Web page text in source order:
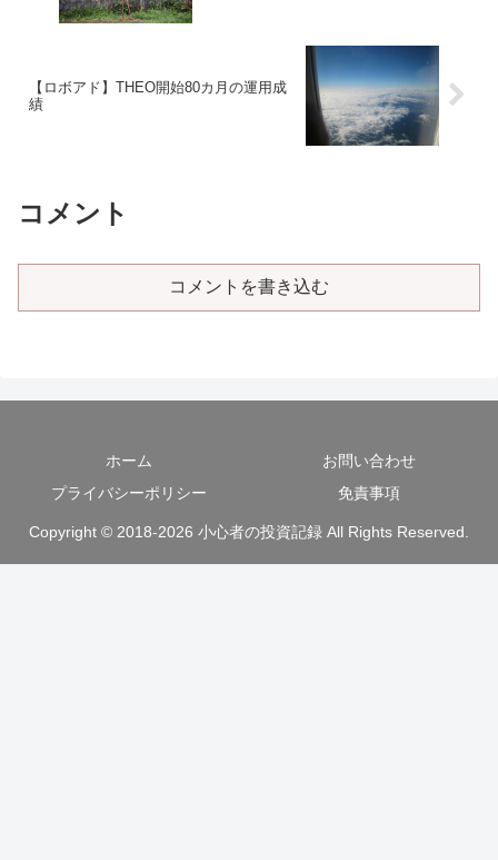
【ロボアド】THEO開始80カ月の運用成
績
コメント
コメントを書き込む
ホーム
お問い合わせ
プライバシーポリシー
免責事項
Copyright © 2018-2026 小心者の投資記録 All Rights Reserved.